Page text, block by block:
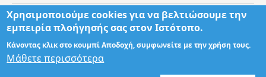
Footer
Τμήματα Χάρτης Πρόσβασης
Σχεδιασμός: Θωμάς Διονύσης ΤΕ ΠΛΗΡ
Χρησιμοποιούμε cookies για να βελτιώσουμε την
εμπειρία πλοήγησής σας στον Ιστότοπο.
Κάνοντας κλικ στο κουμπί Αποδοχή, συμφωνείτε με την χρήση τους.
Μάθετε περισσότερα